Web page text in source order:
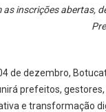
inscrições abertas,
de dezembro,
prefeitos,
e transformação